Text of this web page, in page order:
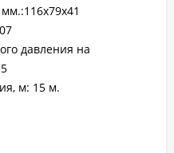
давления на
м: 15 м.